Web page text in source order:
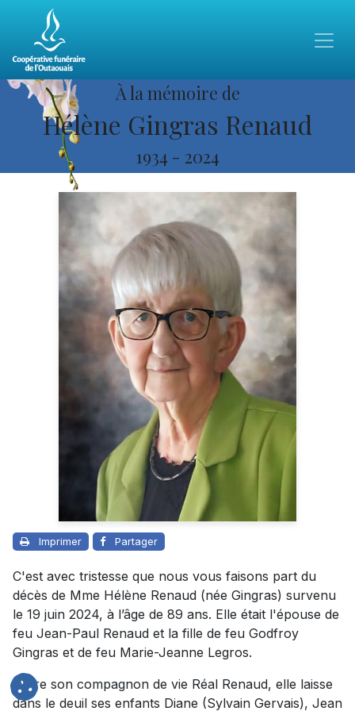
À la mémoire de
Hélène Gingras Renaud
1934 - 2024
Imprimer Partager
C'est avec tristesse que nous vous faisons part du
décès de Mme Hélène Renaud (née Gingras) survenu
le 19 juin 2024, à l’âge de 89 ans. Elle était l'épouse de
feu Jean-Paul Renaud et la fille de feu Godfroy
Gingras et de feu Marie-Jeanne Legros.
Outre son compagnon de vie Réal Renaud, elle laisse
dans le deuil ses enfants Diane (Sylvain Gervais), Jean